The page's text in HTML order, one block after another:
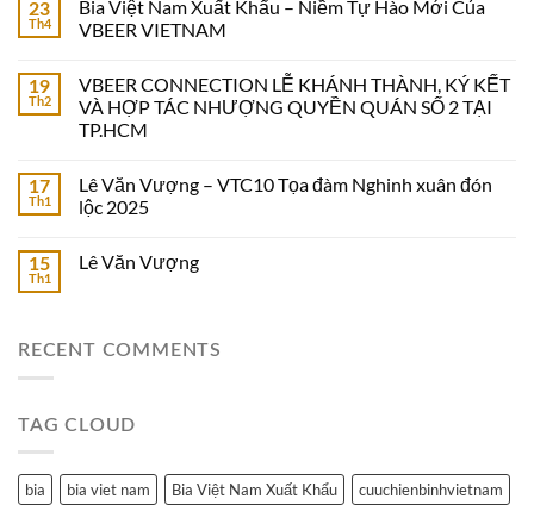
23
Th4
Bia Việt Nam Xuất Khẩu – Niềm Tự Hào Mới Của
VBEER VIETNAM
19
Th2
VBEER CONNECTION LỄ KHÁNH THÀNH, KÝ KẾT
VÀ HỢP TÁC NHƯỢNG QUYỀN QUÁN SỐ 2 TẠI
TP.HCM
17
Th1
Lê Văn Vượng – VTC10 Tọa đàm Nghinh xuân đón
lộc 2025
15
Th1
Lê Văn Vượng
RECENT COMMENTS
TAG CLOUD
bia bia viet nam Bia Việt Nam Xuất Khẩu
cuuchienbinhvietnam